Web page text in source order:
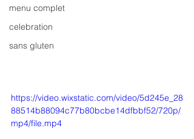
menu complet
celebration
sans gluten
https://video.wixstatic.com/video/5d245e_28
88514b88094c77b80bcbe14dfbbf52/720p/
mp4/file.mp4